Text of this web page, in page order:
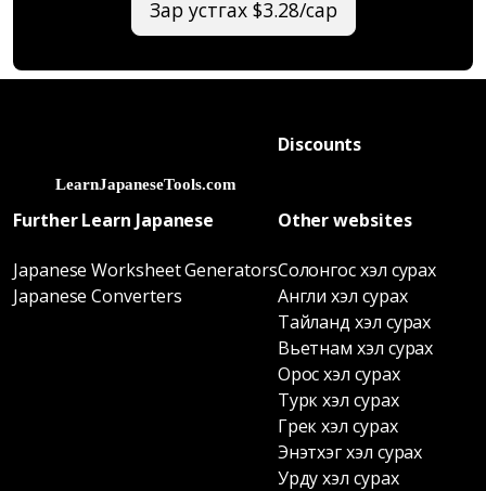
Зар устгах $3.28/сар
Discounts
Further Learn Japanese
Japanese Worksheet Generators
Japanese Converters
Other websites
Солонгос хэл сурах
Англи хэл сурах
Тайланд хэл сурах
Вьетнам хэл сурах
Орос хэл сурах
Турк хэл сурах
Грек хэл сурах
Энэтхэг хэл сурах
Урду хэл сурах